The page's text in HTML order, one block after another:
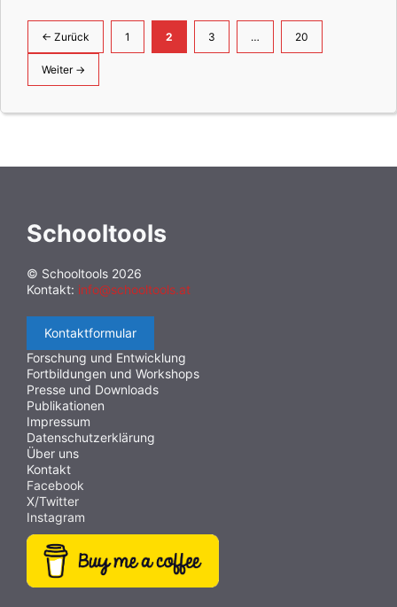
← Zurück Seite
1 Seite
2 Seite
3 … Seite
20
Weiter →
Schooltools
© Schooltools 2026
Kontakt: info@schooltools.at
Kontaktformular
Forschung und Entwicklung
Fortbildungen und Workshops
Presse und Downloads
Publikationen
Impressum
Datenschutzerklärung
Über uns
Kontakt
Facebook
X/Twitter
Instagram